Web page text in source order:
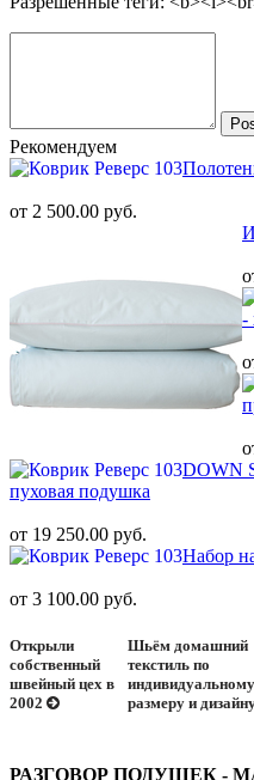
Рекомендуем
от 2 500.00 руб.
-
DOWN
пуховая подушка
от 19 250.00 руб.
Набор
от 3 100.00 руб.
Открыли
собственный
швейный цех в
2002
Шьём домашний
текстиль по
индивидуальному
размеру и
РАЗГОВОР ПОДУШЕК -